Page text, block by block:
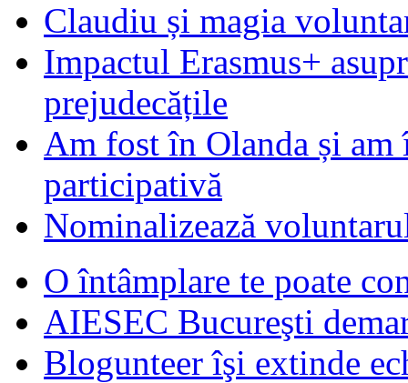
Claudiu și magia
Impactul Erasmus+
prejudecățile
Am fost în Olanda și am
participativă
Nominalizează
O întâmplare te poate
AIESEC Bucureşti
Blogunteer îşi extinde